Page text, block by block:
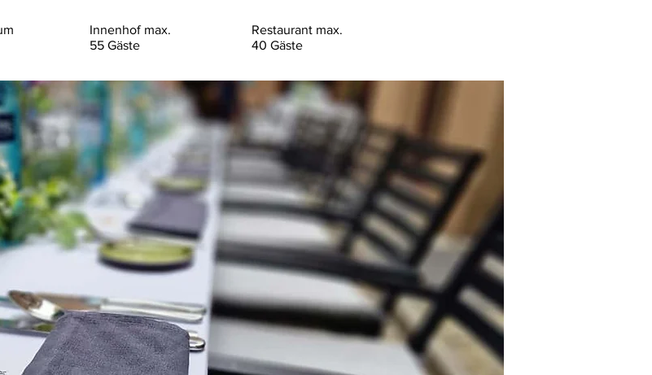
Innenhof max.
55 Gäste
Restaurant max.
40 Gäste